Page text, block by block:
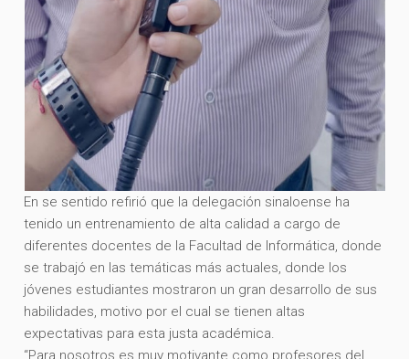
En se sentido refirió que la delegación sinaloense ha
tenido un entrenamiento de alta calidad a cargo de
diferentes docentes de la Facultad de Informática, donde
se trabajó en las temáticas más actuales, donde los
jóvenes estudiantes mostraron un gran desarrollo de sus
habilidades, motivo por el cual se tienen altas
expectativas para esta justa académica.
“Para nosotros es muy motivante como profesores del